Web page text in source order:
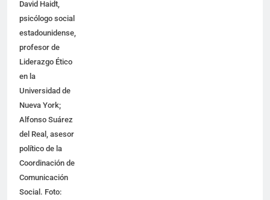
David Haidt,
psicólogo social
estadounidense,
profesor de
Liderazgo Ético
en la
Universidad de
Nueva York;
Alfonso Suárez
del Real, asesor
político de la
Coordinación de
Comunicación
Social. Foto: